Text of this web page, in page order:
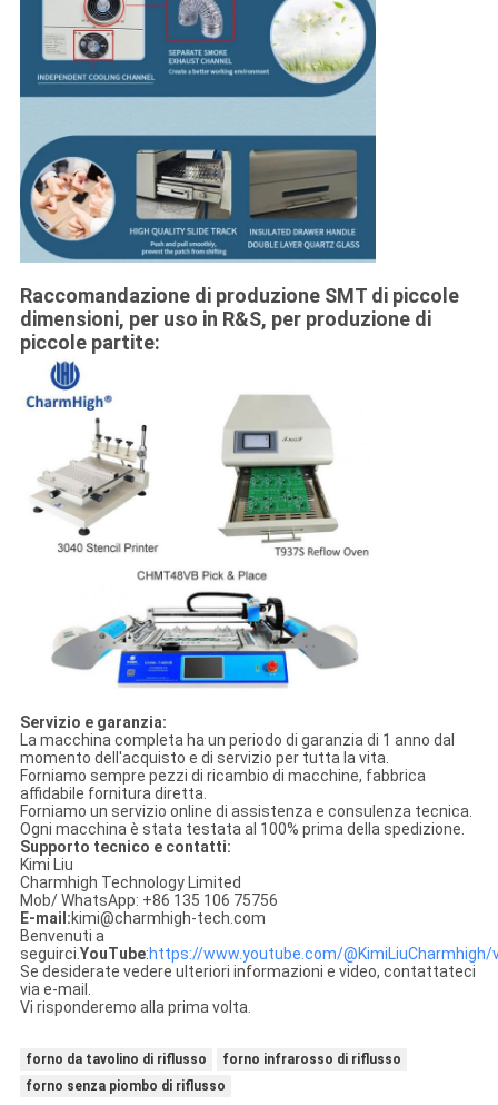
Raccomandazione di produzione SMT di piccole
dimensioni, per uso in R&S, per produzione di
piccole partite:
Servizio e garanzia:
La macchina completa ha un periodo di garanzia di 1 anno dal
momento dell'acquisto e di servizio per tutta la vita.
Forniamo sempre pezzi di ricambio di macchine, fabbrica
affidabile fornitura diretta.
Forniamo un servizio online di assistenza e consulenza tecnica.
Ogni macchina è stata testata al 100% prima della spedizione.
Supporto tecnico e contatti:
Kimi Liu
Charmhigh Technology Limited
Mob/ WhatsApp: +86 135 106 75756
E-mail:kimi@charmhigh-tech.com
Benvenuti a
seguirci. YouTube:https://www.youtube.com/@KimiLiuCharmhigh/
Se desiderate vedere ulteriori informazioni e video, contattateci
via e-mail.
Vi risponderemo alla prima volta.
forno da tavolino di riflusso
forno infrarosso di riflusso
forno senza piombo di riflusso